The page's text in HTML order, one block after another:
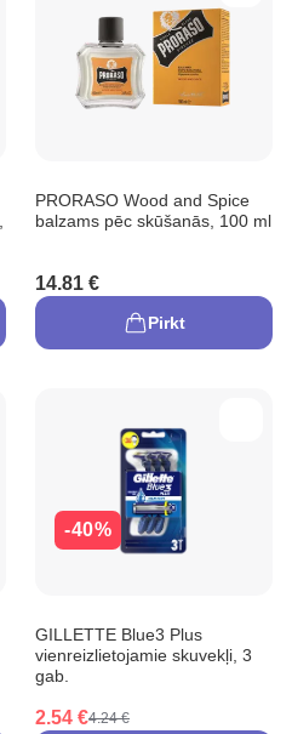
PRORASO Wood and Spice
balzams pēc skūšanās, 100 ml
14.81 €
Pirkt
-40%
GILLETTE Blue3 Plus
vienreizlietojamie skuvekļi, 3
gab.
2.54 €4.24 €